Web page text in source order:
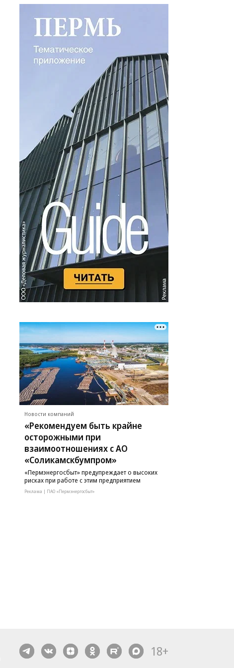
Новости компаний
«Рекомендуем быть крайне
осторожными при
взаимоотношениях с АО
«Соликамскбумпром»
«Пермэнергосбыт» предупреждает о высоких
рисках при работе с этим предприятием
Реклама | ПАО «Пермэнергосбыт»
18+